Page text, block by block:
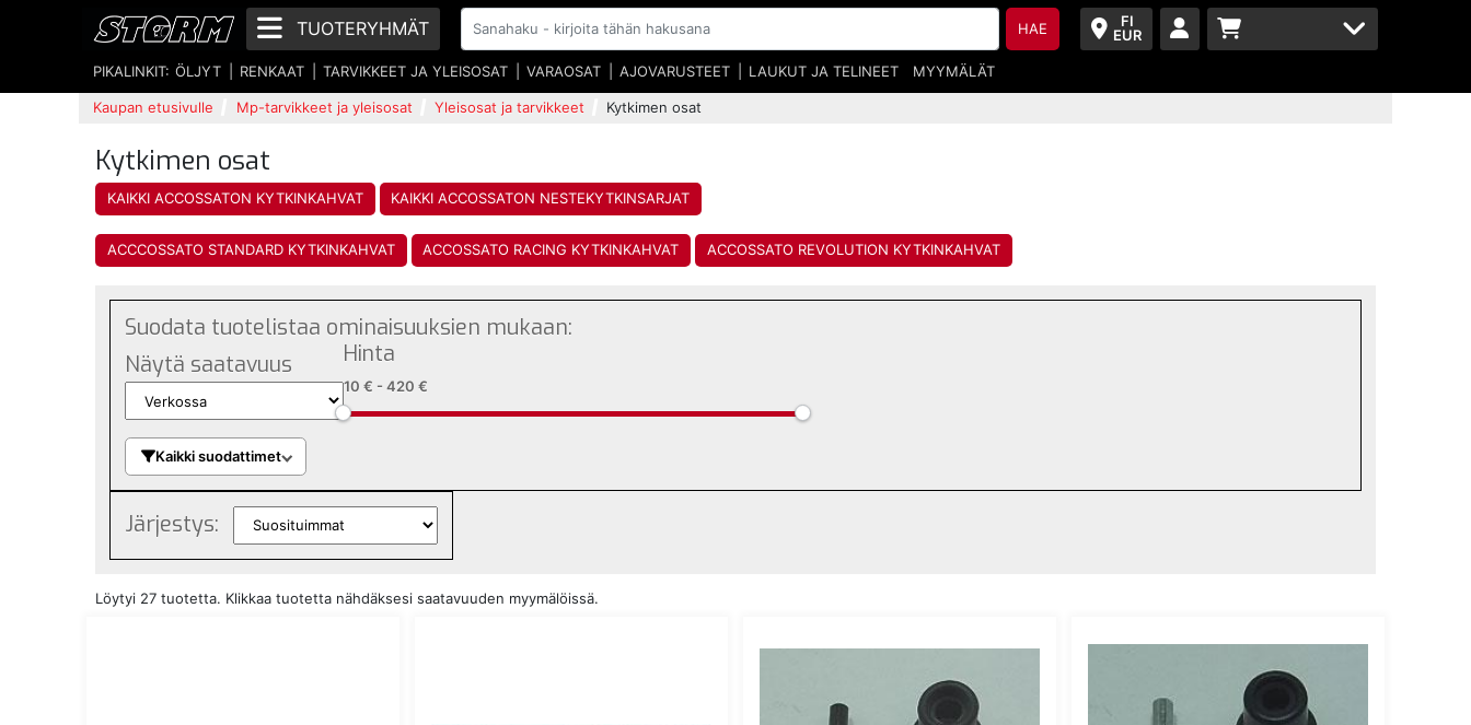
FI
EUR
TUOTERYHMÄT HAE
PIKALINKIT: ÖLJYT RENKAAT TARVIKKEET JA YLEISOSAT VARAOSAT AJOVARUSTEET LAUKUT JA TELINEET MYYMÄLÄT
Kaupan etusivulle Mp-tarvikkeet ja yleisosat Yleisosat ja tarvikkeet Kytkimen osat
Kytkimen osat
KAIKKI ACCOSSATON KYTKINKAHVAT KAIKKI ACCOSSATON NESTEKYTKINSARJAT
ACCCOSSATO STANDARD KYTKINKAHVAT ACCOSSATO RACING KYTKINKAHVAT ACCOSSATO REVOLUTION KYTKINKAHVAT
Suodata tuotelistaa ominaisuuksien mukaan:
Näytä saatavuus Hinta
10 € - 420 €
Kaikki suodattimet
Järjestys:
Löytyi 27 tuotetta. Klikkaa tuotetta nähdäksesi saatavuuden myymälöissä.